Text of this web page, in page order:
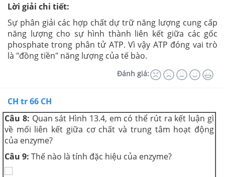
Lời giải chi tiết:
Sự phân giải các hợp chất dự trữ năng lượng cung cấp
năng lượng cho sự hình thành liên kết giữa các gốc
phosphate trong phân tử ATP. Vì vậy ATP đóng vai trò
là "đồng tiền" năng lượng của tế bào.
Đánh giá:
CH tr 66 CH
Câu 8: Quan sát Hình 13.4, em có thể rút ra kết luận gì
về mối liên kết giữa cơ chất và trung tâm hoạt động
của enzyme?
Câu 9: Thế nào là tính đặc hiệu của enzyme?